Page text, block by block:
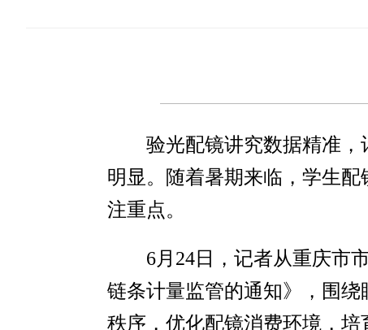
验光配镜讲究数据精准
明显。随着暑期来临，学生
注重点。
6月24日，记者从重庆市
链条计量监管的通知》，围
秩序，优化配镜消费环境，